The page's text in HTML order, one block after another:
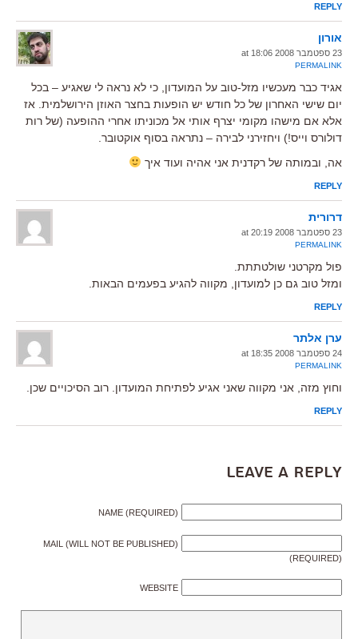
REPLY
אורון
23 ספטמבר 2008 at 18:06
PERMALINK
אגיד כבר מעכשיו מזל-טוב על המועדון, כי לא נראה לי שאגיע – בכל
יום שישי האחרון של כל חודש יש הופעות בחצר האוזן הירושלמית. אז
אלא אם מישהו מקומי יצרף אותי אל מכוניתו אחרי ההופעה (של רות
דולורס וייס!) ויחזירני לבירה – נתראה בסוף אוקטובר.
אה, ובמותה של רקדנית אני אהיה ועוד איך
REPLY
דרורית
23 ספטמבר 2008 at 20:19
PERMALINK
פול מקרטני שולטתתת.
ומזל טוב גם כן למועדון, מקווה להגיע בפעמים הבאות.
REPLY
ערן אלתר
24 ספטמבר 2008 at 18:35
PERMALINK
וחוץ מזה, אני מקווה שאני אגיע לפתיחת המועדון. רוב הסיכויים שכן.
REPLY
Leave a Reply
NAME (REQUIRED)
MAIL (WILL NOT BE PUBLISHED)
(REQUIRED)
WEBSITE